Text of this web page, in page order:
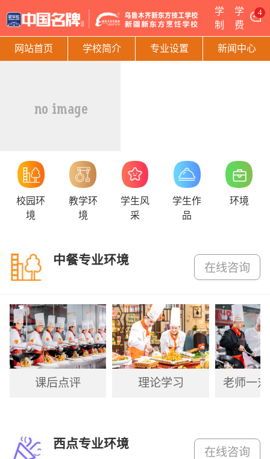
学
制
学
费
4
网站首页 学校简介 专业设置 新闻中心
校园环
境
教学环
境
学生风
采
学生作
品
环境
中餐专业环境
在线咨询
课后点评 理论学习 老师一
西点专业环境
在线咨询